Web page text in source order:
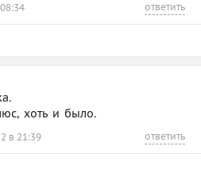
ответить
хоть и было.
в 21:39 ответить